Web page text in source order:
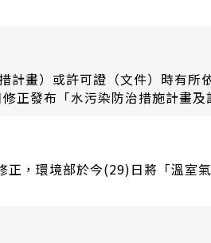
畫）或許可證（文件）時有
發布「水污染防治措施計畫
，環境部於今(29)日將「溫室